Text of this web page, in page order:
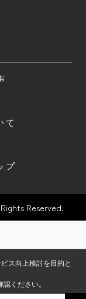
て
プ
Reserved.
ス向上検討を目的と
認ください。